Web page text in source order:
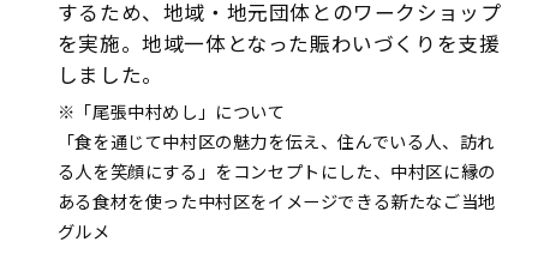
するため、地域・地元団体とのワークショップ
を実施。地域一体となった賑わいづくりを支援
しました。
※「尾張中村めし」について
「食を通じて中村区の魅力を伝え、住んでいる人、訪れ
る人を笑顔にする」をコンセプトにした、中村区に縁の
ある食材を使った中村区をイメージできる新たなご当地
グルメ